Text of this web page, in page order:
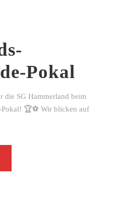
Pokal
die SG Hammerland beim
Pokal! 🏆⚽ Wir blicken auf